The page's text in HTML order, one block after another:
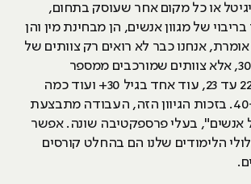
או כל מקום אחר שעוסק בתחום,
של מגוון אנשים, הן מבחינת מין והן
אנחנו כבר לא רואים רק צוותים של
אנשים בגילאי ה-30, אלא צוותים שמורכבים ממספר
"צעירים" בגילאי 22 עד 23, עוד אחד בגיל 30+ ועוד כמה
שנושקים לגיל ה-40. בזכות הגיוון הזה, העבודה מתבצעת
אנשים", בעלי פרספקטיבה שונה. אפשר
הלימודים שלנו הם בהחלט קורסים